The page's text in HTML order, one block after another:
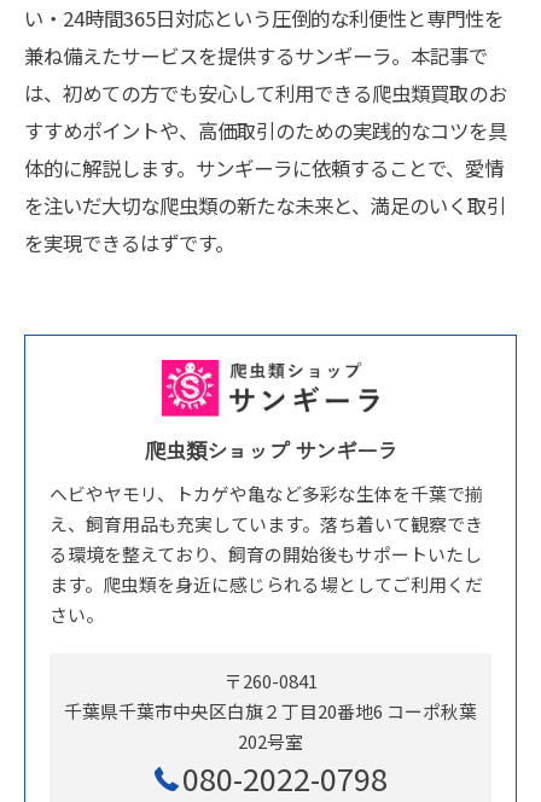
い・24時間365日対応という圧倒的な利便性と専門性を
兼ね備えたサービスを提供するサンギーラ。本記事で
は、初めての方でも安心して利用できる爬虫類買取のお
すすめポイントや、高価取引のための実践的なコツを具
体的に解説します。サンギーラに依頼することで、愛情
を注いだ大切な爬虫類の新たな未来と、満足のいく取引
を実現できるはずです。
爬虫類ショップ サンギーラ
ヘビやヤモリ、トカゲや亀など多彩な生体を千葉で揃
え、飼育用品も充実しています。落ち着いて観察でき
る環境を整えており、飼育の開始後もサポートいたし
ます。爬虫類を身近に感じられる場としてご利用くだ
さい。
〒260-0841
千葉県千葉市中央区白旗２丁目20番地6 コーポ秋葉
202号室
080-2022-0798